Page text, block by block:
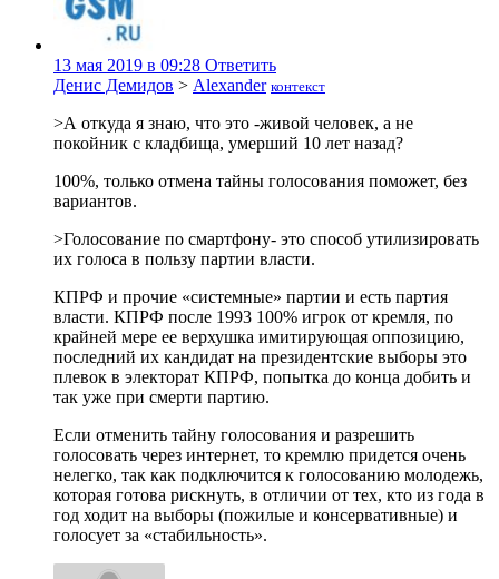
13 мая 2019 в 09:28 Ответить
Денис Демидов > Alexander контекст
>А откуда я знаю, что это -живой человек, а не
покойник с кладбища, умерший 10 лет назад?
100%, только отмена тайны голосования поможет, без
вариантов.
>Голосование по смартфону- это способ утилизировать
их голоса в пользу партии власти.
КПРФ и прочие «системные» партии и есть партия
власти. КПРФ после 1993 100% игрок от кремля, по
крайней мере ее верхушка имитирующая оппозицию,
последний их кандидат на президентские выборы это
плевок в электорат КПРФ, попытка до конца добить и
так уже при смерти партию.
Если отменить тайну голосования и разрешить
голосовать через интернет, то кремлю придется очень
нелегко, так как подключится к голосованию молодежь,
которая готова рискнуть, в отличии от тех, кто из года в
год ходит на выборы (пожилые и консервативные) и
голосует за «стабильность».